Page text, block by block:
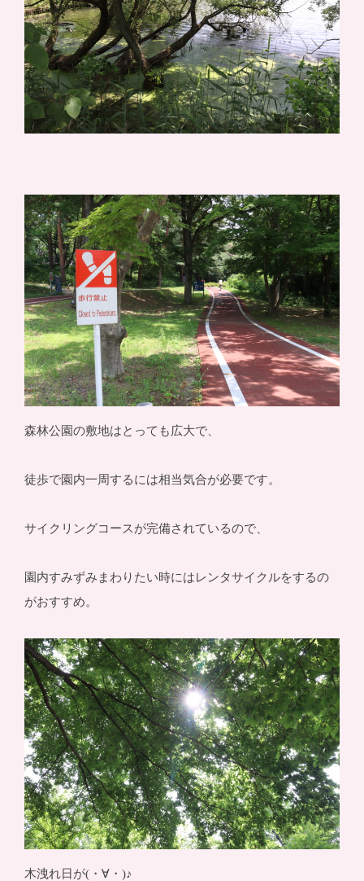
森林公園の敷地はとっても広大で、
徒歩で園内一周するには相当気合が必要です。
サイクリングコースが完備されているので、
園内すみずみまわりたい時にはレンタサイクルをするの
がおすすめ。
木洩れ日が(・∀・)♪